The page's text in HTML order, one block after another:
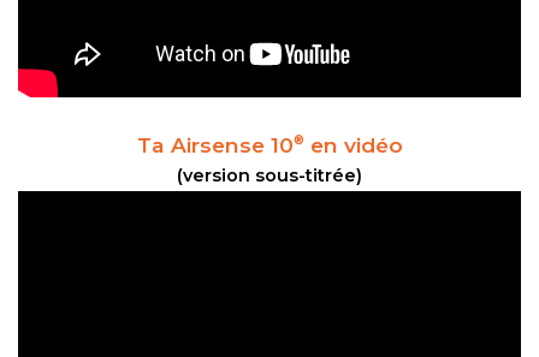
Ta Airsense 10® en vidéo
(version sous-titrée)